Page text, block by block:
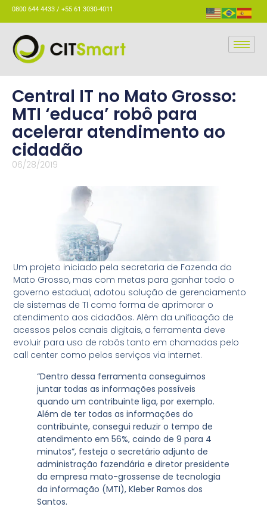
0800 644 4433 / +55 61 3030-4011
Central IT no Mato Grosso:
MTI ‘educa’ robô para
acelerar atendimento ao
cidadão
06/28/2019
Um projeto iniciado pela secretaria de Fazenda do
Mato Grosso, mas com metas para ganhar todo o
governo estadual, adotou solução de gerenciamento
de sistemas de TI como forma de aprimorar o
atendimento aos cidadãos. Além da unificação de
acessos pelos canais digitais, a ferramenta deve
evoluir para uso de robôs tanto em chamadas pelo
call center como pelos serviços via internet.
“Dentro dessa ferramenta conseguimos
juntar todas as informações possíveis
quando um contribuinte liga, por exemplo.
Além de ter todas as informações do
contribuinte, consegui reduzir o tempo de
atendimento em 56%, caindo de 9 para 4
minutos”, festeja o secretário adjunto de
administração fazendária e diretor presidente
da empresa mato-grossense de tecnologia
da informação (MTI), Kleber Ramos dos
Santos.